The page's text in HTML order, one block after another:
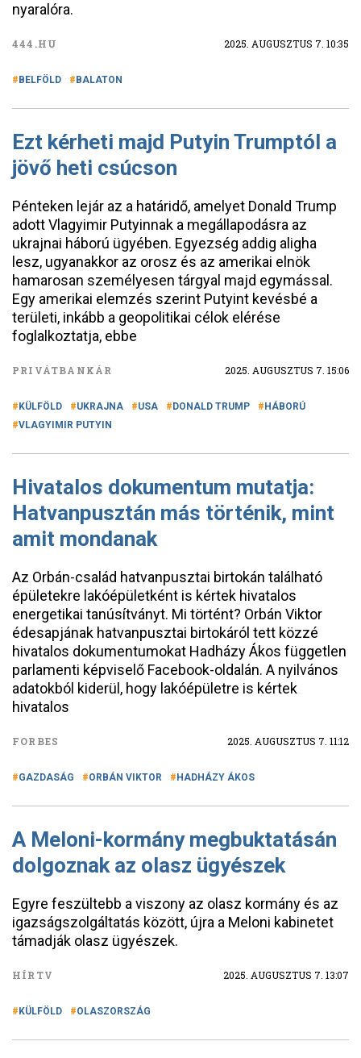
nyaralóra.
444.HU 2025. AUGUSZTUS 7. 10:35
BELFÖLD BALATON
Ezt kérheti majd Putyin Trumptól a
jövő heti csúcson
Pénteken lejár az a határidő, amelyet Donald Trump
adott Vlagyimir Putyinnak a megállapodásra az
ukrajnai háború ügyében. Egyezség addig aligha
lesz, ugyanakkor az orosz és az amerikai elnök
hamarosan személyesen tárgyal majd egymással.
Egy amerikai elemzés szerint Putyint kevésbé a
területi, inkább a geopolitikai célok elérése
foglalkoztatja, ebbe
PRIVÁTBANKÁR 2025. AUGUSZTUS 7. 15:06
KÜLFÖLD UKRAJNA USA DONALD TRUMP
HÁBORÚ
VLAGYIMIR PUTYIN
Hivatalos dokumentum mutatja:
Hatvanpusztán más történik, mint
amit mondanak
Az Orbán-család hatvanpusztai birtokán található
épületekre lakóépületként is kértek hivatalos
energetikai tanúsítványt. Mi történt? Orbán Viktor
édesapjának hatvanpusztai birtokáról tett közzé
hivatalos dokumentumokat Hadházy Ákos független
parlamenti képviselő Facebook-oldalán. A nyilvános
adatokból kiderül, hogy lakóépületre is kértek
hivatalos
FORBES 2025. AUGUSZTUS 7. 11:12
GAZDASÁG ORBÁN VIKTOR HADHÁZY ÁKOS
A Meloni-kormány megbuktatásán
dolgoznak az olasz ügyészek
Egyre feszültebb a viszony az olasz kormány és az
igazságszolgáltatás között, újra a Meloni kabinetet
támadják olasz ügyészek.
HÍRTV 2025. AUGUSZTUS 7. 13:07
KÜLFÖLD OLASZORSZÁG